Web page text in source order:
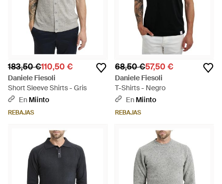
183,50 €110,50 €
Daniele Fiesoli
Short Sleeve Shirts - Gris
En Miinto
REBAJAS
68,50 €57,50 €
Daniele Fiesoli
T-Shirts - Negro
En Miinto
REBAJAS